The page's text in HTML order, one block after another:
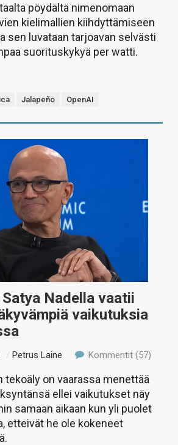
pöydältä nimenomaan
kielimallien kiihdyttämiseen
sen luvataan tarjoavan selvästi
suorituskykyä per watti.
Jalapeño OpenAI
Nadella vaatii
vaikutuksia
/Petrus Laine Kommentit (57)
tekoäly on vaarassa menettää
ellei vaikutukset näy
samaan aikaan kun yli puolet
etteivät he ole kokeneet